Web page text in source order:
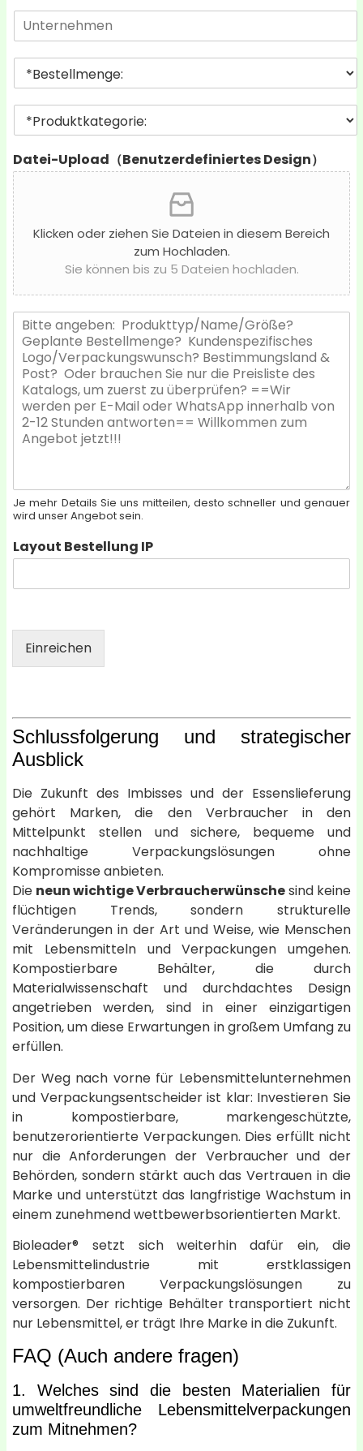
U
h
e
n
M
e
s
t
e
l
l
e
n
*
P
d
u
k
t
k
a
t
e
g
Datei-Upload（Benutzerdefiniertes Design）
Klicken oder ziehen Sie Dateien in diesem Bereich
zum Hochladen.
Sie können bis zu 5 Dateien hochladen.
N
Je mehr Details Sie uns mitteilen, desto schneller und genauer
wird unser Angebot sein.
Layout Bestellung IP
Einreichen
Schlussfolgerung und strategischer
Ausblick
Die Zukunft des Imbisses und der Essenslieferung
gehört Marken, die den Verbraucher in den
Mittelpunkt stellen und sichere, bequeme und
nachhaltige Verpackungslösungen ohne
Kompromisse anbieten.
Die neun wichtige Verbraucherwünschesind keine
flüchtigen Trends, sondern strukturelle
Veränderungen in der Art und Weise, wie Menschen
mit Lebensmitteln und Verpackungen umgehen.
Kompostierbare Behälter, die durch
Materialwissenschaft und durchdachtes Design
angetrieben werden, sind in einer einzigartigen
Position, um diese Erwartungen in großem Umfang zu
erfüllen.
Der Weg nach vorne für Lebensmittelunternehmen
und Verpackungsentscheider ist klar: Investieren Sie
in kompostierbare, markengeschützte,
benutzerorientierte Verpackungen. Dies erfüllt nicht
nur die Anforderungen der Verbraucher und der
Behörden, sondern stärkt auch das Vertrauen in die
Marke und unterstützt das langfristige Wachstum in
einem zunehmend wettbewerbsorientierten Markt.
Bioleader® setzt sich weiterhin dafür ein, die
Lebensmittelindustrie mit erstklassigen
kompostierbaren Verpackungslösungen zu
versorgen. Der richtige Behälter transportiert nicht
nur Lebensmittel, er trägt Ihre Marke in die Zukunft.
FAQ (Auch andere fragen)
1. Welches sind die besten Materialien für
umweltfreundliche Lebensmittelverpackungen
zum Mitnehmen?